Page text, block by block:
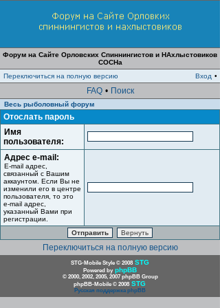
Форум на Сайте Орловских Спиннингистов и НАхлыстовиков
СОСНа
Переключиться на полную версию
Вход •
FAQ • Поиск
Весь рыболовный форум
Отослать пароль
Имя
пользователя:
Адрес e-mail:
E-mail адрес,
связанный с Вашим
аккаунтом. Если Вы не
изменили его в центре
пользователя, то это
e-mail адрес,
указанный Вами при
регистрации.
Переключиться на полную версию
STG-Mobile Style © 2008 STG
Powered by phpBB
© 2000, 2002, 2005, 2007 phpBB Group
phpBB-Mobile © 2008 STG
Русская поддержка phpBB